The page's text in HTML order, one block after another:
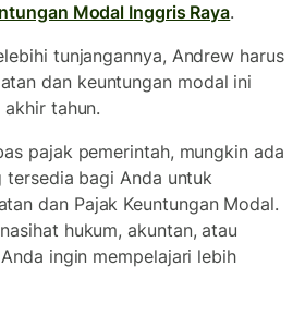
Modal Inggris Raya.
tunjangannya, Andrew harus
dan keuntungan modal ini
tahun.
pajak pemerintah, mungkin ada
tersedia bagi Anda untuk
dan Pajak Keuntungan Modal.
hukum, akuntan, atau
ingin mempelajari lebih